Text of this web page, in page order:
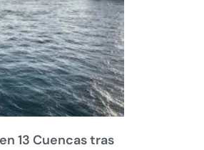
13 Cuencas tras